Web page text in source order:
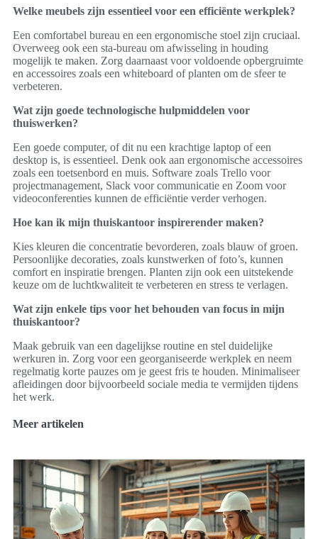
Welke meubels zijn essentieel voor een efficiënte werkplek?
Een comfortabel bureau en een ergonomische stoel zijn cruciaal.
Overweeg ook een sta-bureau om afwisseling in houding
mogelijk te maken. Zorg daarnaast voor voldoende opbergruimte
en accessoires zoals een whiteboard of planten om de sfeer te
verbeteren.
Wat zijn goede technologische hulpmiddelen voor
thuiswerken?
Een goede computer, of dit nu een krachtige laptop of een
desktop is, is essentieel. Denk ook aan ergonomische accessoires
zoals een toetsenbord en muis. Software zoals Trello voor
projectmanagement, Slack voor communicatie en Zoom voor
videoconferenties kunnen de efficiëntie verder verhogen.
Hoe kan ik mijn thuiskantoor inspirerender maken?
Kies kleuren die concentratie bevorderen, zoals blauw of groen.
Persoonlijke decoraties, zoals kunstwerken of foto’s, kunnen
comfort en inspiratie brengen. Planten zijn ook een uitstekende
keuze om de luchtkwaliteit te verbeteren en stress te verlagen.
Wat zijn enkele tips voor het behouden van focus in mijn
thuiskantoor?
Maak gebruik van een dagelijkse routine en stel duidelijke
werkuren in. Zorg voor een georganiseerde werkplek en neem
regelmatig korte pauzes om je geest fris te houden. Minimaliseer
afleidingen door bijvoorbeeld sociale media te vermijden tijdens
het werk.
Meer artikelen